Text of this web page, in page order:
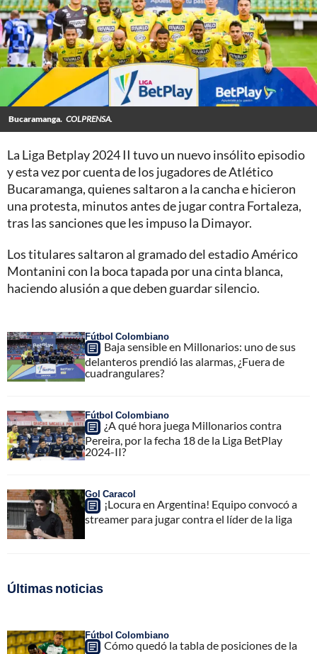
Bucaramanga. COLPRENSA.
La Liga Betplay 2024 II tuvo un nuevo insólito episodio
y esta vez por cuenta de los jugadores de Atlético
Bucaramanga, quienes saltaron a la cancha e hicieron
una protesta, minutos antes de jugar contra Fortaleza,
tras las sanciones que les impuso la Dimayor.
Los titulares saltaron al gramado del estadio Américo
Montanini con la boca tapada por una cinta blanca,
haciendo alusión a que deben guardar silencio.
Fútbol Colombiano
Baja sensible en Millonarios: uno de sus
delanteros prendió las alarmas, ¿Fuera de
cuadrangulares?
Fútbol Colombiano
¿A qué hora juega Millonarios contra
Pereira, por la fecha 18 de la Liga BetPlay
2024-II?
Gol Caracol
¡Locura en Argentina! Equipo convocó a
streamer para jugar contra el líder de la liga
Últimas noticias
Fútbol Colombiano
Cómo quedó la tabla de posiciones de la